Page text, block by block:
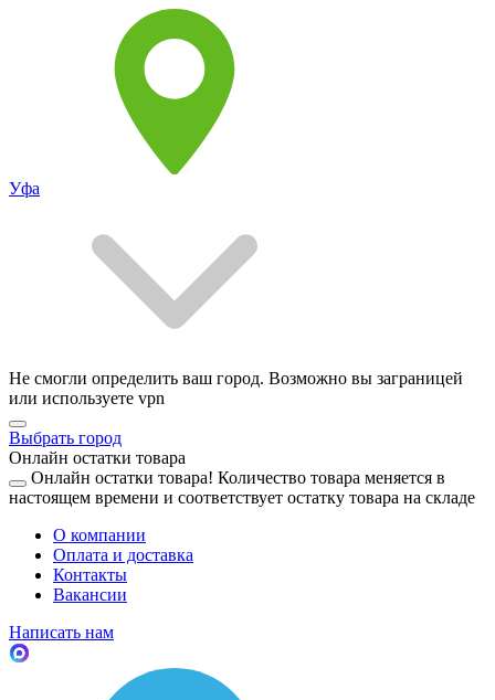
Уфа
Не смогли определить ваш город. Возможно вы заграницей
или используете vpn
Выбрать город
Онлайн остатки товара
Онлайн остатки товара! Количество товара меняется в
настоящем времени и соответствует остатку товара на складе
О компании
Оплата и доставка
Контакты
Вакансии
Написать нам